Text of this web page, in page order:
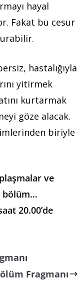
hayal
Fakat bu cesur
hastalığıyla
yitirmek
kurtarmak
göze alacak.
biriyle
ve
bölüm…
20.00’de
Fragmanı